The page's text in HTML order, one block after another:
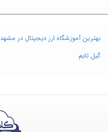
بهترین آموزشگاه ارز دیجیتال در مشهد
گیل تایم